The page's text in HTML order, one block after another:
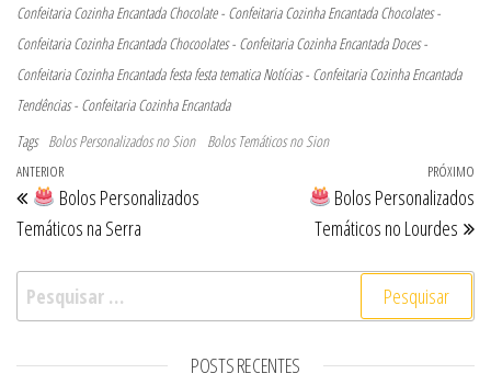
Confeitaria Cozinha Encantada Chocolate - Confeitaria Cozinha Encantada Chocolates -
Confeitaria Cozinha Encantada Chocoolates - Confeitaria Cozinha Encantada Doces -
Confeitaria Cozinha Encantada festa festa tematica Notícias - Confeitaria Cozinha Encantada
Tendências - Confeitaria Cozinha Encantada
Tags Bolos Personalizados no Sion Bolos Temáticos no Sion
Navegação de Post
Post anterior
ANTERIOR
Bolos Personalizados
Temáticos na Serra
PRÓXIMO
Bolos Personalizados
Temáticos no Lourdes
Pesquisar por:
POSTS RECENTES